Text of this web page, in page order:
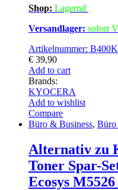
Shop: Lagernd
Versandlager: sofort
Artikelnummer:
€ 39,90
Add to cart
Brands:
KYOCERA
Add to wishlist
Compare
Büro & Business, Büro
Alternativ zu
Toner Spar-
Ecosys